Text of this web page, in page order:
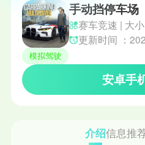
手动挡停车场
赛车竞速 | 大
更新时间 ：
模拟驾驶
安卓手
介绍信息推